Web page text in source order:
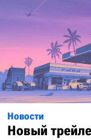
Новости
Новый